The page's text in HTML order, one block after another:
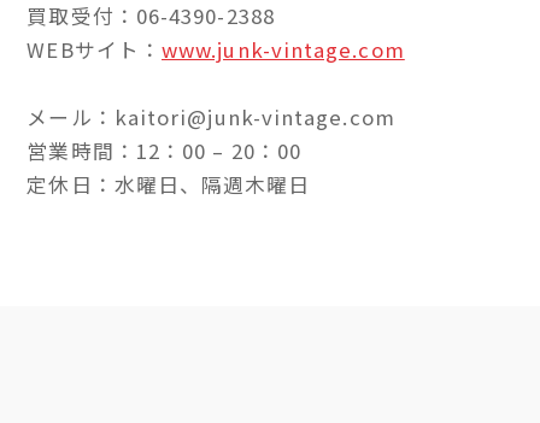
買取受付：06-4390-2388
WEBサイト：www.junk-vintage.com
メール：kaitori@junk-vintage.com
営業時間：12：00 – 20：00
定休日：水曜日、隔週木曜日